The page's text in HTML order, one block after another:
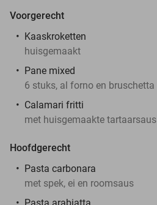
Voorgerecht
Kaaskroketten
huisgemaakt
Pane mixed
6 stuks, al forno en bruschetta
Calamari fritti
met huisgemaakte tartaarsaus
Hoofdgerecht
Pasta carbonara
met spek, ei en roomsaus